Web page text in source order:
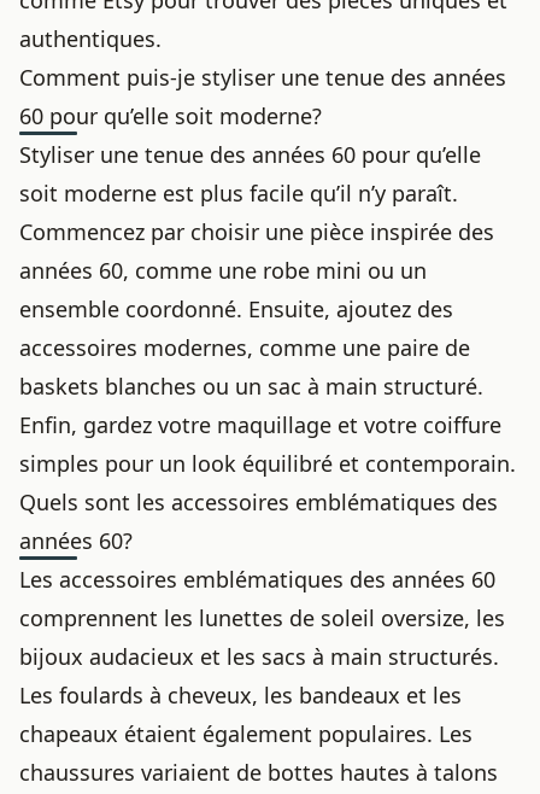
authentiques.
Comment puis-je styliser une tenue des années
60 pour qu’elle soit moderne?
Styliser une tenue des années 60 pour qu’elle
soit moderne est plus facile qu’il n’y paraît.
Commencez par choisir une pièce inspirée des
années 60, comme une robe mini ou un
ensemble coordonné. Ensuite, ajoutez des
accessoires modernes, comme une paire de
baskets blanches ou un sac à main structuré.
Enfin, gardez votre maquillage et votre coiffure
simples pour un look équilibré et contemporain.
Quels sont les accessoires emblématiques des
années 60?
Les accessoires emblématiques des années 60
comprennent les lunettes de soleil oversize, les
bijoux audacieux et les sacs à main structurés.
Les foulards à cheveux, les bandeaux et les
chapeaux étaient également populaires. Les
chaussures variaient de bottes hautes à talons